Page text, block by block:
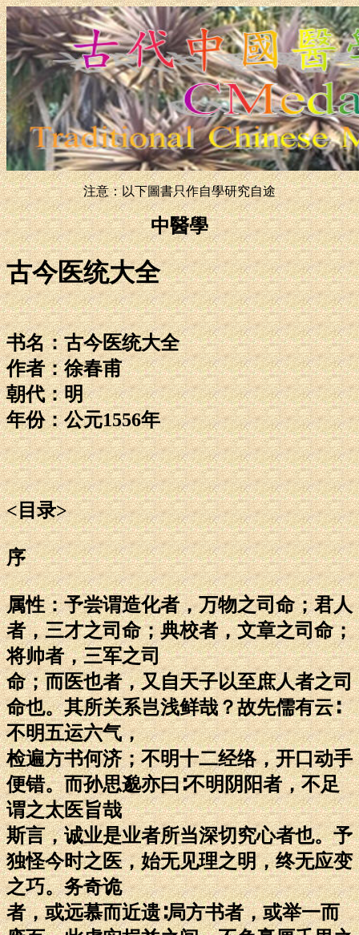
注意：以下圖書只作自學研究自途
中醫學
古今医统大全
书名：古今医统大全
作者：徐春甫
朝代：明
年份：公元1556年
<目录>
序
属性：予尝谓造化者，万物之司命；君人
者，三才之司命；典校者，文章之司命；
将帅者，三军之司
命；而医也者，又自天子以至庶人者之司
命也。其所关系岂浅鲜哉？故先儒有云∶
不明五运六气，
检遍方书何济；不明十二经络，开口动手
便错。而孙思邈亦曰∶不明阴阳者，不足
谓之太医旨哉
斯言，诚业是业者所当深切究心者也。予
独怪今时之医，始无见理之明，终无应变
之巧。务奇诡
者，或远慕而近遗∶局方书者，或举一而